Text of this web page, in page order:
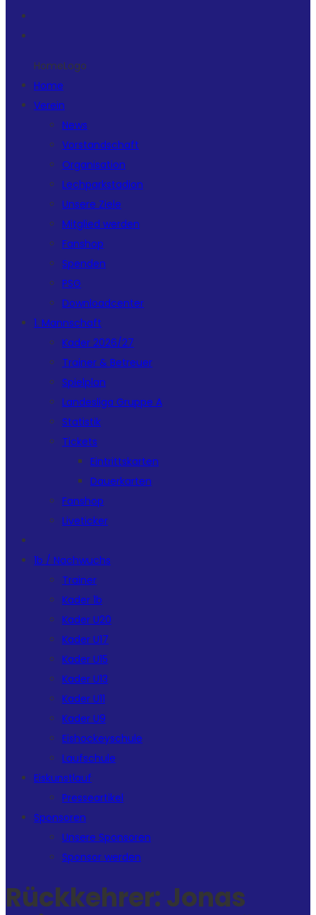
HomeLogo
Home
Verein
News
Vorstandschaft
Organisation
Lechparkstadion
Unsere Ziele
Mitglied werden
Fanshop
Spenden
PSG
Downloadcenter
1. Mannschaft
Kader 2026/27
Trainer & Betreuer
Spielplan
Landesliga Gruppe A
Statistik
Tickets
Eintrittskarten
Dauerkarten
Fanshop
Liveticker
1b / Nachwuchs
Trainer
Kader 1b
Kader U20
Kader U17
Kader U15
Kader U13
Kader U11
Kader U9
Eishockeyschule
Laufschule
Eiskunstlauf
Presseartikel
Sponsoren
Unsere Sponsoren
Sponsor werden
Rückkehrer: Jonas